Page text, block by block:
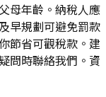
母年齡。納稅人應
早規劃可避免罰款
節省可觀稅款。建
問時聯絡我們。資